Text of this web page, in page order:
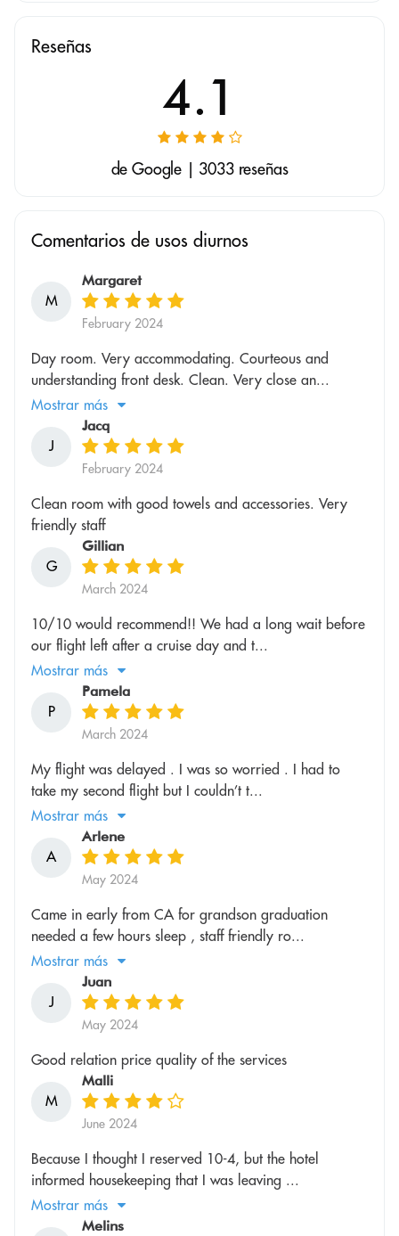
Reseñas
4.1
de Google | 3033 reseñas
Comentarios de usos diurnos
M
Margaret
February 2024
Day room. Very accommodating. Courteous and
understanding front desk. Clean. Very close an...
Mostrar más
J
Jacq
February 2024
Clean room with good towels and accessories. Very
friendly staff
G
Gillian
March 2024
10/10 would recommend!! We had a long wait before
our flight left after a cruise day and t...
Mostrar más
P
Pamela
March 2024
My flight was delayed . I was so worried . I had to
take my second flight but I couldn’t t...
Mostrar más
A
Arlene
May 2024
Came in early from CA for grandson graduation
needed a few hours sleep , staff friendly ro...
Mostrar más
J
Juan
May 2024
Good relation price quality of the services
M
Malli
June 2024
Because I thought I reserved 10-4, but the hotel
informed housekeeping that I was leaving ...
Mostrar más
Melins